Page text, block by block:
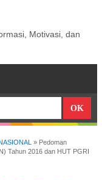
Motivasi, dan
» Pedoman
Tahun 2016 dan HUT PGRI